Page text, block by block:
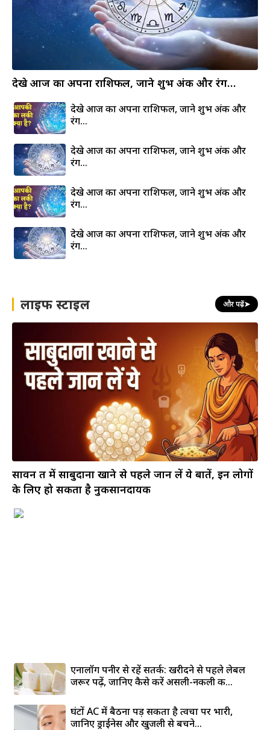
देखे आज का अपना राशिफल, जाने शुभ अंक और रंग…
देखे आज का अपना राशिफल, जाने शुभ अंक और
रंग…
देखे आज का अपना राशिफल, जाने शुभ अंक और
रंग…
देखे आज का अपना राशिफल, जाने शुभ अंक और
रंग…
देखे आज का अपना राशिफल, जाने शुभ अंक और
रंग…
लाइफ स्टाइल और पढ़ें➤
सावन व्रत में साबुदाना खाने से पहले जान लें ये बातें, इन लोगों
के लिए हो सकता है नुकसानदायक
एनालॉग पनीर से रहें सतर्क: खरीदने से पहले लेबल
जरूर पढ़ें, जानिए कैसे करें असली-नकली की...
घंटों AC में बैठना पड़ सकता है त्वचा पर भारी,
जानिए ड्राईनेस और खुजली से बचने...